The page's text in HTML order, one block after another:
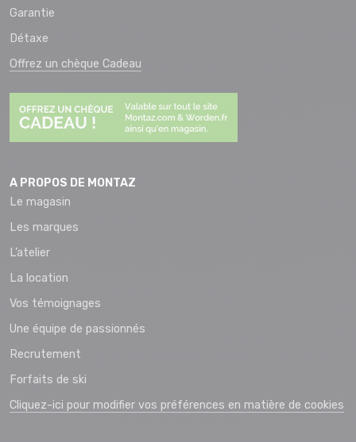
Garantie
Détaxe
Offrez un chèque Cadeau
A PROPOS DE MONTAZ
Le magasin
Les marques
L’atelier
La location
Vos témoignages
Une équipe de passionnés
Recrutement
Forfaits de ski
Cliquez-ici pour modifier vos préférences en matière de cookies